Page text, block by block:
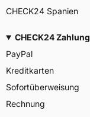
CHECK24 Spanien
CHECK24
PayPal
Kreditkarten
Sofortüberweisung
Rechnung